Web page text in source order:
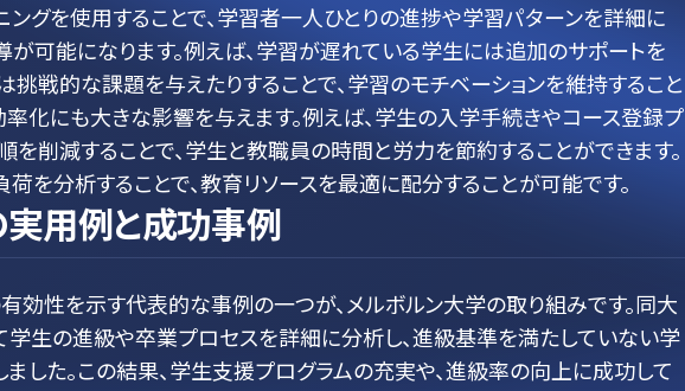
ングを使用することで、学習者一人ひとりの進捗や学習パターンを詳細に
が可能になります。例えば、学習が遅れている学生には追加のサポートを
戦的な課題を与えたりすることで、学習のモチベーションを維持すること
率化にも大きな影響を与えます。例えば、学生の入学手続きやコース登録プ
を削減することで、学生と教職員の時間と労力を節約することができます。
を分析することで、教育リソースを最適に配分することが可能です。
用例と成功事例
効性を示す代表的な事例の一つが、メルボルン大学の取り組みです。同大
学生の進級や卒業プロセスを詳細に分析し、進級基準を満たしていない学
した。この結果、学生支援プログラムの充実や、進級率の向上に成功して